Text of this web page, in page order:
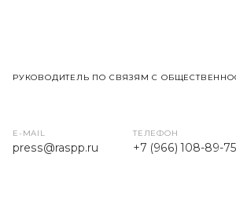
РУКОВОДИТЕЛЬ ПО СВЯЗЯМ С
E-MAIL
press@raspp.ru
ТЕЛЕФОН
+7 (966) 108-89-75